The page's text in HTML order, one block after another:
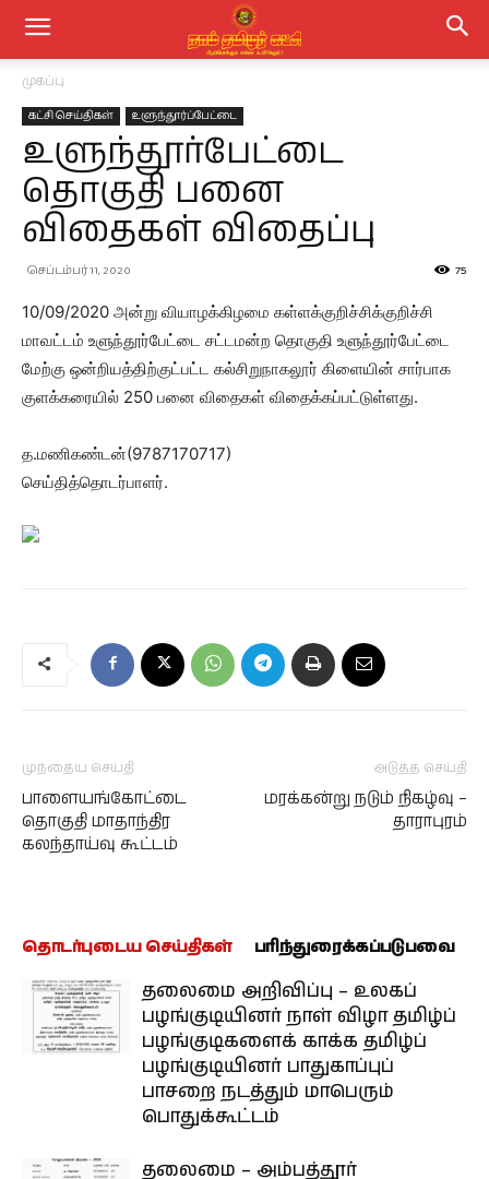
முகப்பு
கட்சி செய்திகள் உளுந்தூர்ப்பேட்டை
உளுந்தூர்பேட்டை
தொகுதி பனை
விதைகள் விதைப்பு
செப்டம்பர் 11, 2020 75
10/09/2020 அன்று வியாழக்கிழமை கள்ளக்குறிச்சிக்குறிச்சி
மாவட்டம் உளுந்தூர்பேட்டை சட்டமன்ற தொகுதி உளுந்தூர்பேட்டை
மேற்கு ஒன்றியத்திற்குட்பட்ட கல்சிறுநாகலூர் கிளையின் சார்பாக
குளக்கரையில் 250 பனை விதைகள் விதைக்கப்பட்டுள்ளது.
த.மணிகண்டன்(9787170717)
செய்தித்தொடர்பாளர்.
முந்தைய செய்தி
பாளையங்கோட்டை
தொகுதி மாதாந்திர
கலந்தாய்வு கூட்டம்
அடுத்த செய்தி
மரக்கன்று நடும் நிகழ்வு –
தாராபுரம்
தொடர்புடைய செய்திகள் பரிந்துரைக்கப்படுபவை
தலைமை அறிவிப்பு – உலகப்
பழங்குடியினர் நாள் விழா தமிழ்ப்
பழங்குடிகளைக் காக்க தமிழ்ப்
பழங்குடியினர் பாதுகாப்புப்
பாசறை நடத்தும் மாபெரும்
பொதுக்கூட்டம்
தலைமை – அம்பத்தூர்